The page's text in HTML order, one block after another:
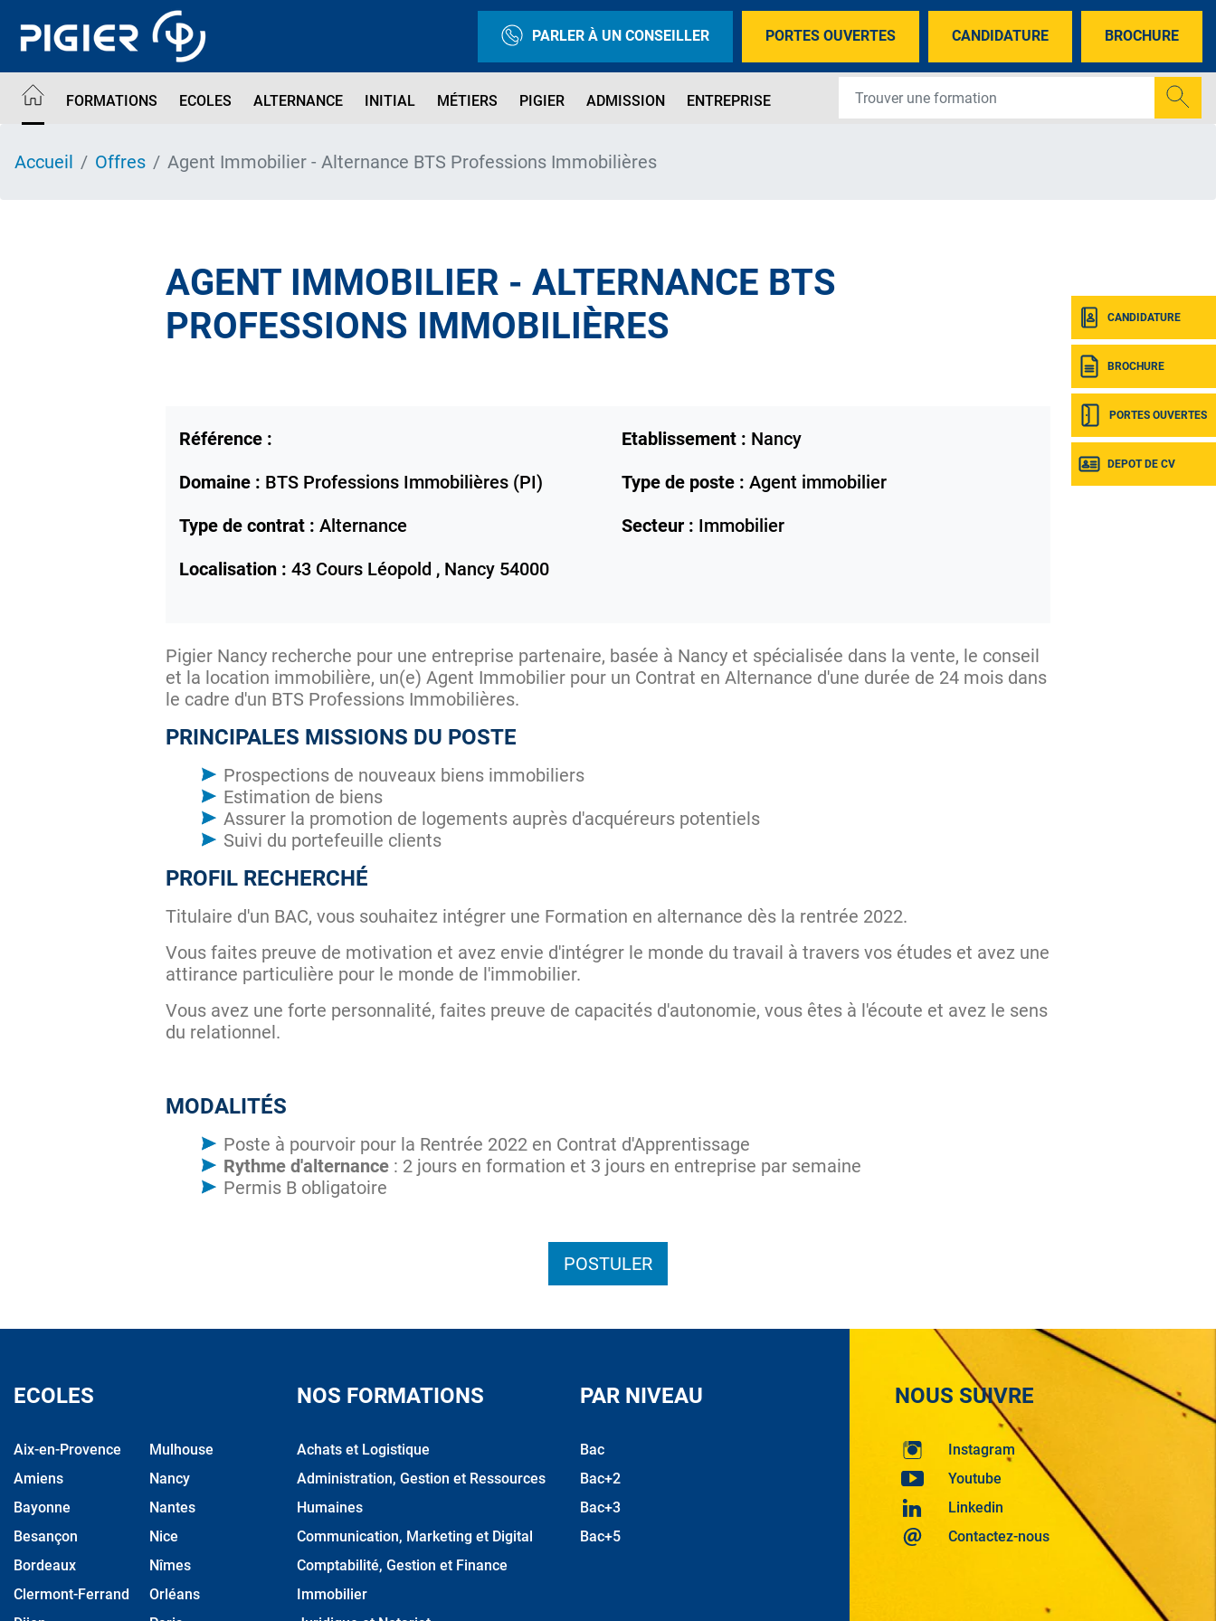
contenu
PARLER À UN CONSEILLER PORTES OUVERTES CANDIDATURE BROCHURE
FORMATIONS ECOLES ALTERNANCE INITIAL MÉTIERS PIGIER ADMISSION ENTREPRISE
CANDIDATURE
BROCHURE
PORTES OUVERTES
DEPOT DE CV
Accueil Offres Agent Immobilier - Alternance BTS Professions Immobilières
AGENT IMMOBILIER - ALTERNANCE BTS
PROFESSIONS IMMOBILIÈRES
Référence : Etablissement : Nancy
Domaine : BTS Professions Immobilières (PI) Type de poste : Agent immobilier
Type de contrat : Alternance Secteur : Immobilier
Localisation : 43 Cours Léopold , Nancy 54000
Pigier Nancy recherche pour une entreprise partenaire, basée à Nancy et spécialisée dans la vente, le conseil
et la location immobilière, un(e) Agent Immobilier pour un Contrat en Alternance d'une durée de 24 mois dans
le cadre d'un BTS Professions Immobilières.
PRINCIPALES MISSIONS DU POSTE
Prospections de nouveaux biens immobiliers
Estimation de biens
Assurer la promotion de logements auprès d'acquéreurs potentiels
Suivi du portefeuille clients
PROFIL RECHERCHÉ
Titulaire d'un BAC, vous souhaitez intégrer une Formation en alternance dès la rentrée 2022.
Vous faites preuve de motivation et avez envie d'intégrer le monde du travail à travers vos études et avez une
attirance particulière pour le monde de l'immobilier.
Vous avez une forte personnalité, faites preuve de capacités d'autonomie, vous êtes à l'écoute et avez le sens
du relationnel.
MODALITÉS
Poste à pourvoir pour la Rentrée 2022 en Contrat d'Apprentissage
Rythme d'alternance : 2 jours en formation et 3 jours en entreprise par semaine
Permis B obligatoire
POSTULER
ECOLES
Aix-en-Provence
Amiens
Bayonne
Besançon
Bordeaux
Clermont-Ferrand
Mulhouse
Nancy
Nantes
Nice
Nîmes
Orléans
NOS FORMATIONS
Achats et Logistique
Administration, Gestion et Ressources
Humaines
Communication, Marketing et Digital
Comptabilité, Gestion et Finance
Immobilier
PAR NIVEAU
Bac
Bac+2
Bac+3
Bac+5
NOUS SUIVRE
Instagram
Youtube
Linkedin
Contactez-nous